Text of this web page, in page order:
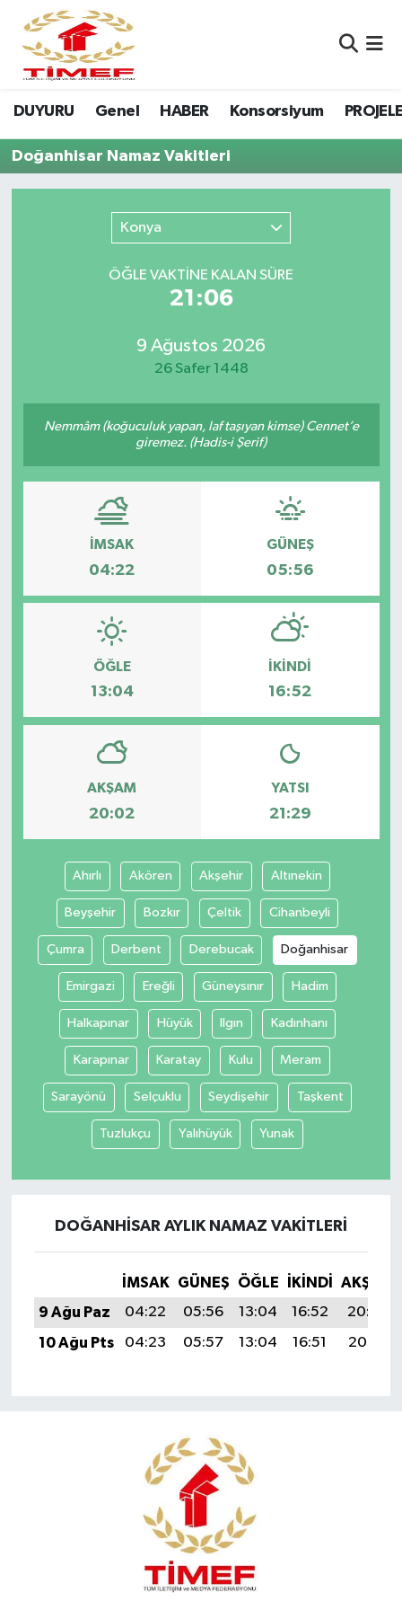
DUYURU Genel HABER Konsorsiyum
Doğanhisar Namaz Vakitleri
Konya
ÖĞLE VAKTİNE KALAN SÜRE
21:06
9 Ağustos 2026
26 Safer 1448
Nemmâm (koğuculuk yapan, laf taşıyan kimse) Cennet’e
giremez. (Hadis-i Şerif)
İMSAK
04:22
GÜNEŞ
05:56
ÖĞLE
13:04
İKINDI
16:52
AKŞAM
20:02
YATSI
21:29
Ahırlı Akören Akşehir Altınekin
Beyşehir Bozkır Çeltik Cihanbeyli
Çumra Derbent Derebucak Doğanhisar
Emirgazi Ereğli Güneysınır Hadim
Halkapınar Hüyük Ilgın Kadınhanı
Karapınar Karatay Kulu Meram
Sarayönü Selçuklu Seydişehir Taşkent
Tuzlukçu Yalıhüyük Yunak
DOĞANHISAR AYLIK NAMAZ VAKITLERI
İMSAK GÜNEŞ ÖĞLE İKINDI
AKŞAM
9 Ağu Paz
04:22 05:56 13:04 16:52
20:02
10 Ağu Pts
04:23 05:57 13:04 16:51 20:01
Anasayfa Kutu
Anasayfa Manşet
Canlı Yayın
Konsorsiyum
PROJECTS
PROJELER
PROJELER İNGİLİZCE
YEREL MEDYA RAPORU
Nöbetçi Eczaneler
Hava Durumu
Namaz Vakitleri
Son Dakika Haberleri